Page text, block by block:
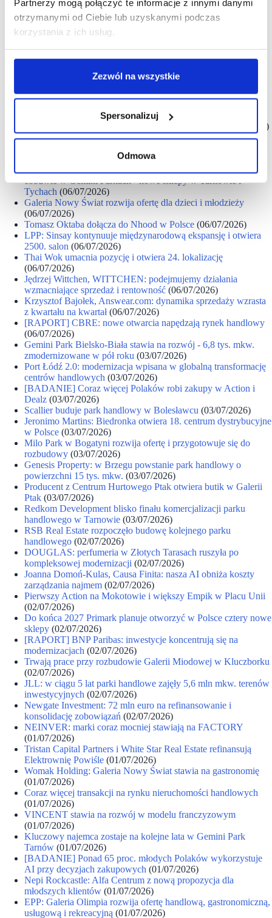
Partnerzy mogą połączyć te informacje z innymi danymi
otrzymanymi od Ciebie lub uzyskanymi podczas
korzystania z ich usług.
Zezwól na wszystkie
Spersonalizuj
Odmowa
parku handlowym w Białymstoku (07/07/2026)
Apsys: Posnania wzmacnia gastronomiczny tenant-mix
(07/07/2026)
Genesis Property: Aura Park Zabrze wchodzi w fazę realizacji
(07/07/2026)
Columbia wybrała Designer Outlet Warszawa na największy
sklep outletowy w Polsce
(07/07/2026)
Zmiany na kluczowych stanowiskach w Grupie Muszkieterów
(07/07/2026)
debiutuje na kolejnym rynku (07/07/2026)
(07/07/2026)
SMYK kontynuuje ekspansję i otwiera kolejny sklep
NEPI Rockcastle: salon Volcano debiutuje w Galerii
Warmińskiej (06/07/2026)
eobuwie w Gemini Parkach - nowe sklepy w Tarnowie i
Tychach (06/07/2026)
Galeria Nowy Świat rozwija ofertę dla dzieci i młodzieży
(06/07/2026)
Tomasz Oktaba dołącza do Nhood w Polsce (06/07/2026)
LPP: Sinsay kontynuuje międzynarodową ekspansję i otwiera
2500. salon (06/07/2026)
Thai Wok umacnia pozycję i otwiera 24. lokalizację
(06/07/2026)
Jędrzej Wittchen, WITTCHEN: podejmujemy działania
wzmacniające sprzedaż i rentowność (06/07/2026)
Krzysztof Bajołek, Answear.com: dynamika sprzedaży wzrasta
z kwartału na kwartał (06/07/2026)
[RAPORT] CBRE: nowe otwarcia napędzają rynek handlowy
(06/07/2026)
Gemini Park Bielsko-Biała stawia na rozwój - 6,8 tys. mkw.
zmodernizowane w pół roku (03/07/2026)
Port Łódź 2.0: modernizacja wpisana w globalną transformację
centrów handlowych (03/07/2026)
[BADANIE] Coraz więcej Polaków robi zakupy w Action i
Dealz (03/07/2026)
Scallier buduje park handlowy w Bolesławcu (03/07/2026)
Jeronimo Martins: Biedronka otwiera 18. centrum dystrybucyjne
w Polsce (03/07/2026)
Milo Park w Bogatyni rozwija ofertę i przygotowuje się do
rozbudowy (03/07/2026)
Genesis Property: w Brzegu powstanie park handlowy o
powierzchni 15 tys. mkw. (03/07/2026)
Producent z Centrum Hurtowego Ptak otwiera butik w Galerii
Ptak (03/07/2026)
Redkom Development blisko finału komercjalizacji parku
handlowego w Tarnowie (03/07/2026)
RSB Real Estate rozpoczęło budowę kolejnego parku
handlowego (02/07/2026)
DOUGLAS: perfumeria w Złotych Tarasach ruszyła po
kompleksowej modernizacji (02/07/2026)
Joanna Domoń-Kulas, Causa Finita: nasza AI obniża koszty
zarządzania najmem (02/07/2026)
Pierwszy Action na Mokotowie i większy Empik w Placu Unii
(02/07/2026)
Do końca 2027 Primark planuje otworzyć w Polsce cztery nowe
sklepy (02/07/2026)
[RAPORT] BNP Paribas: inwestycje koncentrują się na
modernizacjach (02/07/2026)
Trwają prace przy rozbudowie Galerii Miodowej w Kluczborku
(02/07/2026)
JLL: w ciągu 5 lat parki handlowe zajęły 5,6 mln mkw. terenów
inwestycyjnych (02/07/2026)
Newgate Investment: 72 mln euro na refinansowanie i
konsolidację zobowiązań (02/07/2026)
NEINVER: marki coraz mocniej stawiają na FACTORY
(01/07/2026)
Tristan Capital Partners i White Star Real Estate refinansują
Elektrownię Powiśle (01/07/2026)
Womak Holding: Galeria Nowy Świat stawia na gastronomię
(01/07/2026)
Coraz więcej transakcji na rynku nieruchomości handlowych
(01/07/2026)
VINCENT stawia na rozwój w modelu franczyzowym
(01/07/2026)
Kluczowy najemca zostaje na kolejne lata w Gemini Park
Tarnów (01/07/2026)
[BADANIE] Ponad 65 proc. młodych Polaków wykorzystuje
AI przy decyzjach zakupowych (01/07/2026)
Nepi Rockcastle: Alfa Centrum z nową propozycja dla
młodszych klientów (01/07/2026)
EPP: Galeria Olimpia rozwija ofertę handlową, gastronomiczną,
usługową i rekreacyjną (01/07/2026)